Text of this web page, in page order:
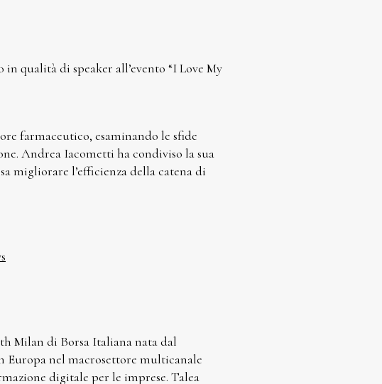
qualità di speaker all’evento “I Love My
farmaceutico, esaminando le sfide
Andrea Iacometti ha condiviso la sua
migliorare l’efficienza della catena di
Milan di Borsa Italiana nata dal
nel macrosettore multicanale
digitale per le imprese. Talea